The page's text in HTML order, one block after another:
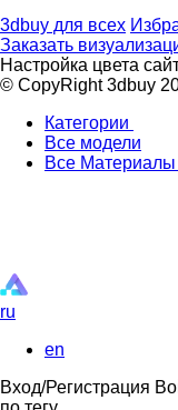
3dbuy для всех
Заказать
Настройка цвета
© CopyRight 3dbuy
Категории
Все модели
Все Материалы
ru
en
Вход/Регистрация